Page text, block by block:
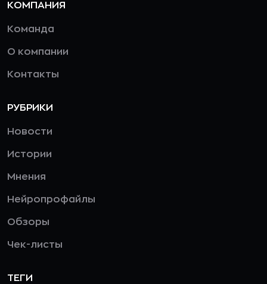
КОМПАНИЯ
Команда
О компании
Контакты
РУБРИКИ
Новости
Истории
Мнения
Нейропрофайлы
Обзоры
Чек-листы
ТЕГИ